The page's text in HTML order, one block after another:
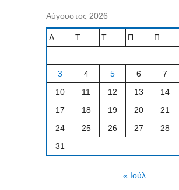
Αύγουστος 2026
Δ Τ Τ Π Π
3
4 5 6 7
10
11 12 13 14
17
18 19 20 21
24
25 26 27 28
31
« Ιούλ